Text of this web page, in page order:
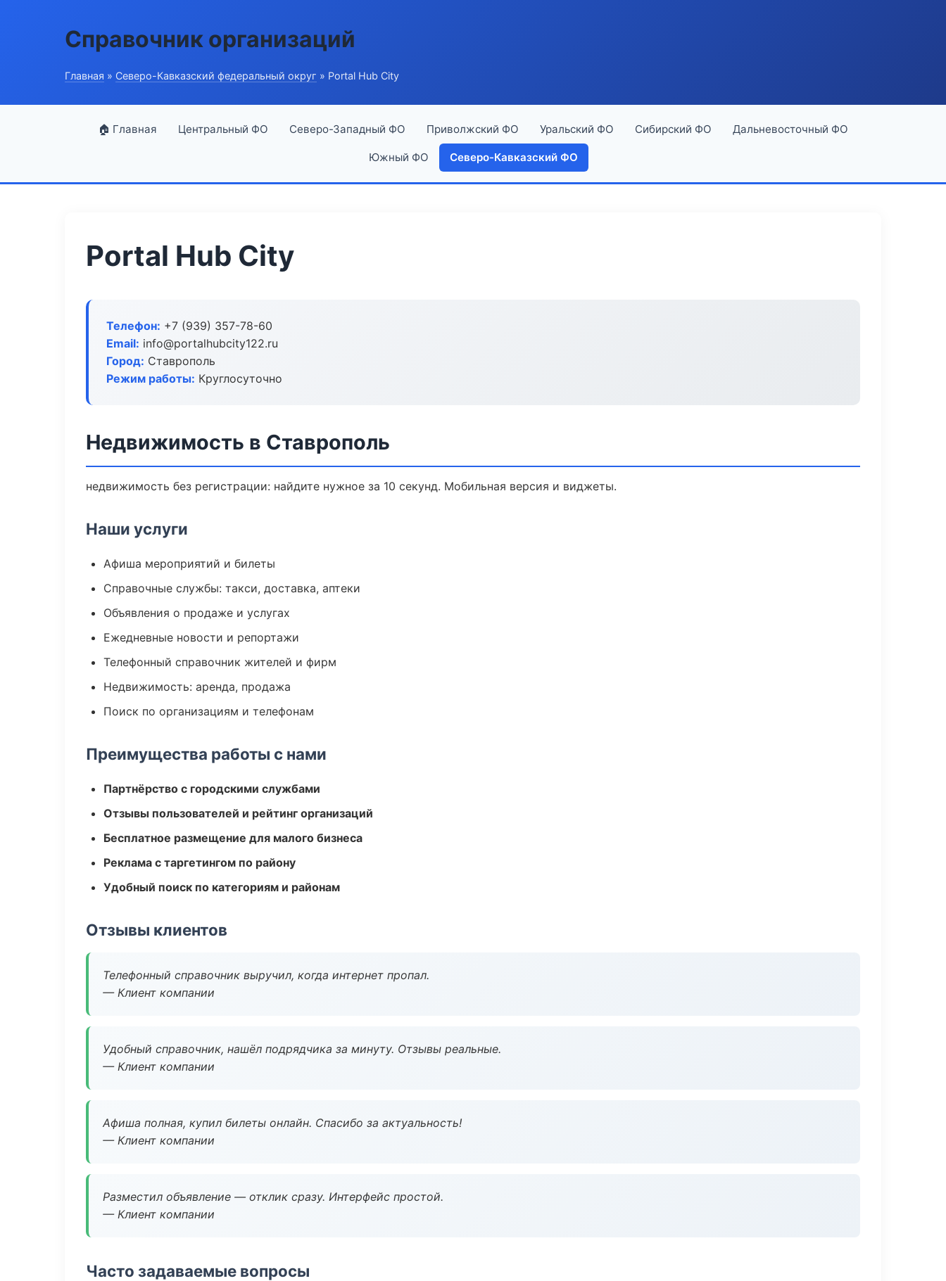
Справочник организаций
Главная » Северо-Кавказский федеральный округ » Portal Hub City
🏠 Главная Центральный ФО Северо-Западный ФО Приволжский ФО Уральский ФО Сибирский ФО Дальневосточный ФО
Южный ФО Северо-Кавказский ФО
Portal Hub City
Телефон: +7 (939) 357-78-60
Email: info@portalhubcity122.ru
Город: Ставрополь
Режим работы: Круглосуточно
Недвижимость в Ставрополь
недвижимость без регистрации: найдите нужное за 10 секунд. Мобильная версия и виджеты.
Наши услуги
Афиша мероприятий и билеты
Справочные службы: такси, доставка, аптеки
Объявления о продаже и услугах
Ежедневные новости и репортажи
Телефонный справочник жителей и фирм
Недвижимость: аренда, продажа
Поиск по организациям и телефонам
Преимущества работы с нами
Партнёрство с городскими службами
Отзывы пользователей и рейтинг организаций
Бесплатное размещение для малого бизнеса
Реклама с таргетингом по району
Удобный поиск по категориям и районам
Отзывы клиентов
Телефонный справочник выручил, когда интернет пропал.
— Клиент компании
Удобный справочник, нашёл подрядчика за минуту. Отзывы реальные.
— Клиент компании
Афиша полная, купил билеты онлайн. Спасибо за актуальность!
— Клиент компании
Разместил объявление — отклик сразу. Интерфейс простой.
— Клиент компании
Часто задаваемые вопросы